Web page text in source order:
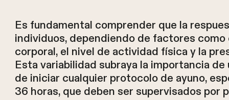
Es fundamental comprender que la
individuos, dependiendo de factores
corporal, el nivel de actividad física y la
Esta variabilidad subraya la importancia
de iniciar cualquier protocolo de ayuno,
36 horas, que deben ser supervisados por